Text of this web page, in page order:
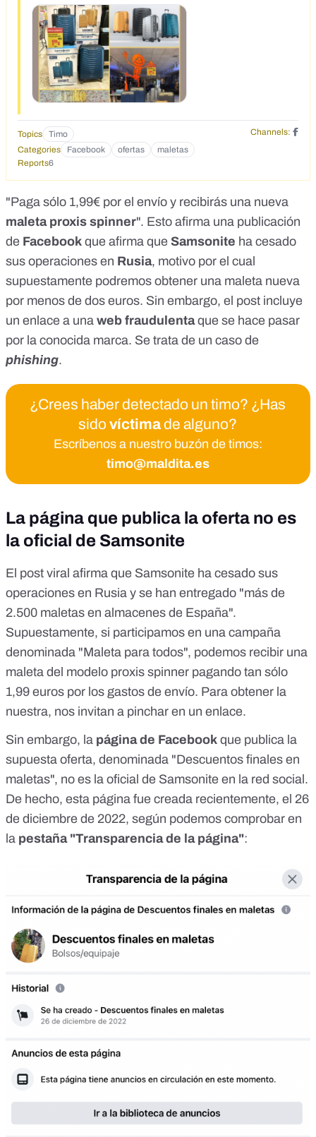
España ?? Participa en la campaña "Maleta para todos" y
paga sólo 1,99 € por el envío y recibirás una nueva maleta
prоxis spinner. Rellena un sencillo formulario y responde a
unas preguntas para conseguir ?
https://bit.ly/SPAIN_SAMSONITE_REGALO
Topics Timo
Channels:
Categories
Facebook ofertas
maletas
Reports6
"Paga sólo 1,99€ por el envío y recibirás una nueva
maleta proxis spinner". Esto afirma una publicación
de Facebook que afirma que Samsonite ha cesado
sus operaciones en Rusia, motivo por el cual
supuestamente podremos obtener una maleta nueva
por menos de dos euros. Sin embargo, el post incluye
un enlace a una web fraudulentaque se hace pasar
por la conocida marca. Se trata de un caso de
phishing.
¿Crees haber detectado un timo? ¿Has
sidovíctimade alguno?
Escríbenos a nuestro buzón de timos:
timo@maldita.es
La página que publica la oferta no es
la oficial de Samsonite
El post viral afirma que Samsonite ha cesado sus
operaciones en Rusia y se han entregado "más de
2.500 maletas en almacenes de España".
Supuestamente, si participamos en una campaña
denominada "Maleta para todos", podemos recibir una
maleta del modelo proxis spinner pagando tan sólo
1,99 euros por los gastos de envío. Para obtener la
nuestra, nos invitan a pinchar en un enlace.
Sin embargo, la página de Facebook que publica la
supuesta oferta, denominada "Descuentos finales en
maletas", no es la oficial de Samsonite en la red social .
De hecho, esta página fue creada recientemente, el 26
de diciembre de 2022, según podemos comprobar en
la pestaña "Transparencia de la página":